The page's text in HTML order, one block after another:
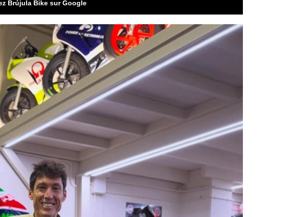
Brújula Bike sur Google